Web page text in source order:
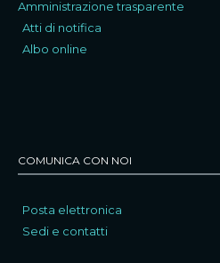
Amministrazione trasparente
Atti di notifica
Albo online
COMUNICA CON NOI
Posta elettronica
Sedi e contatti